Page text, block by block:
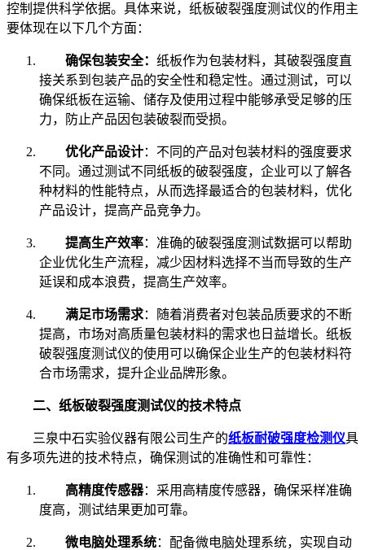
控制提供科学依据。具体来说，纸板破裂强度测试仪的作用主
要体现在以下几个方面：
确保包装安全： 纸板作为包装材料，其破裂强度直
接关系到包装产品的安全性和稳定性。通过测试，可以
确保纸板在运输、储存及使用过程中能够承受足够的压
力，防止产品因包装破裂而受损。
优化产品设计：不同的产品对包装材料的强度要求
不同。通过测试不同纸板的破裂强度，企业可以了解各
种材料的性能特点，从而选择最适合的包装材料，优化
产品设计，提高产品竞争力。
提高生产效率：准确的破裂强度测试数据可以帮助
企业优化生产流程，减少因材料选择不当而导致的生产
延误和成本浪费，提高生产效率。
满足市场需求：随着消费者对包装品质要求的不断
提高，市场对高质量包装材料的需求也日益增长。纸板
破裂强度测试仪的使用可以确保企业生产的包装材料符
合市场需求，提升企业品牌形象。
二、纸板破裂强度测试仪的技术特点
三泉中石实验仪器有限公司生产的纸板耐破强度检测仪具
有多项先进的技术特点，确保测试的准确性和可靠性：
高精度传感器：采用高精度传感器，确保采样准确
度高，测试结果更加可靠。
微电脑处理系统：配备微电脑处理系统，实现自动